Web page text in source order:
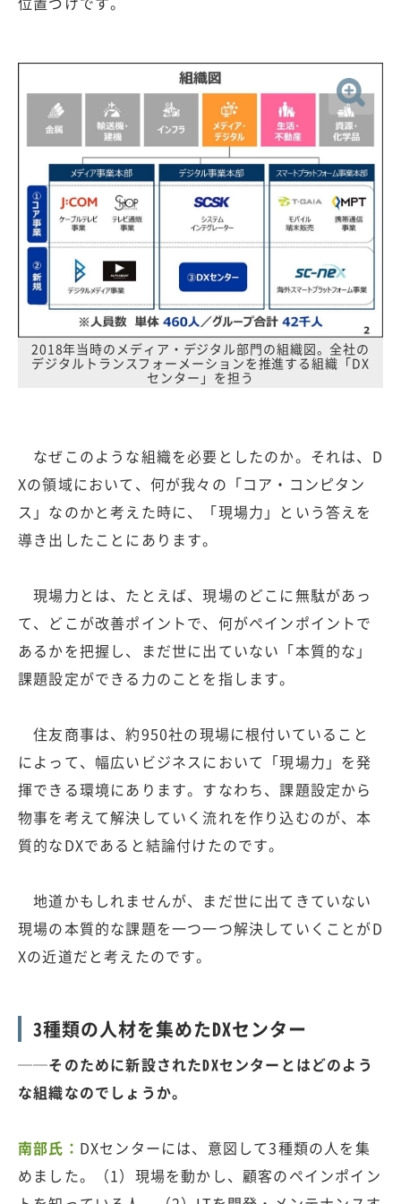
2018年当時のメディア・デジタル部門の組織図。全社の
デジタルトランスフォーメーションを推進する組織「DX
センター」を担う
なぜこのような組織を必要としたのか。それは、D
Xの領域において、何が我々の「コア・コンピタン
ス」なのかと考えた時に、「現場力」という答えを
導き出したことにあります。
現場力とは、たとえば、現場のどこに無駄があっ
て、どこが改善ポイントで、何がペインポイントで
あるかを把握し、まだ世に出ていない「本質的な」
課題設定ができる力のことを指します。
住友商事は、約950社の現場に根付いていること
によって、幅広いビジネスにおいて「現場力」を発
揮できる環境にあります。すなわち、課題設定から
物事を考えて解決していく流れを作り込むのが、本
質的なDXであると結論付けたのです。
地道かもしれませんが、まだ世に出てきていない
現場の本質的な課題を一つ一つ解決していくことがD
Xの近道だと考えたのです。
3種類の人材を集めたDXセンター
──そのために新設されたDXセンターとはどのよう
な組織なのでしょうか。
南部氏： DXセンターには、意図して3種類の人を集
めました。（1）現場を動かし、顧客のペインポイン